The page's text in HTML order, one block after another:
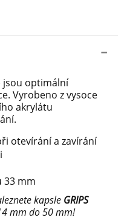
jsou optimální
Vyrobeno z vysoce
akrylátu
otevírání a zavírání
33 mm
kapsle GRIPS
mm do 50 mm!